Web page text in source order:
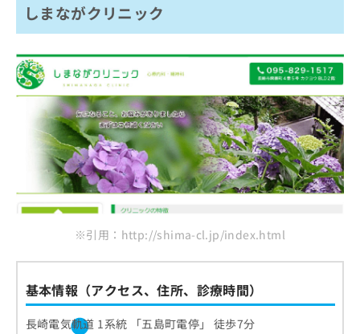
しまながクリニック
※引用：http://shima-cl.jp/index.html
基本情報（アクセス、住所、診療時間）
長崎電気軌道 1系統 「五島町電停」 徒歩7分